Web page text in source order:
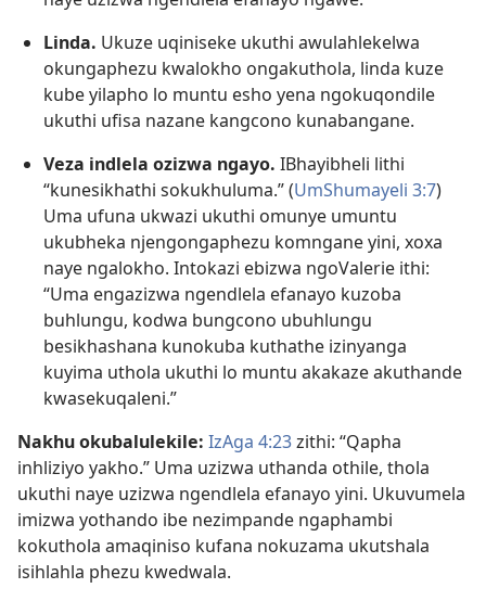
Linda. Ukuze uqiniseke ukuthi awulahlekelwa
okungaphezu kwalokho ongakuthola, linda kuze
kube yilapho lo muntu esho yena ngokuqondile
ukuthi ufisa nazane kangcono kunabangane.
Veza indlela ozizwa ngayo. IBhayibheli lithi
“kunesikhathi sokukhuluma.” (UmShumayeli 3:7)
Uma ufuna ukwazi ukuthi omunye umuntu
ukubheka njengongaphezu komngane yini, xoxa
naye ngalokho. Intokazi ebizwa ngoValerie ithi:
“Uma engazizwa ngendlela efanayo kuzoba
buhlungu, kodwa bungcono ubuhlungu
besikhashana kunokuba kuthathe izinyanga
kuyima uthola ukuthi lo muntu akakaze akuthande
kwasekuqaleni.”
Nakhu okubalulekile: IzAga 4:23zithi: “Qapha
inhliziyo yakho.” Uma uzizwa uthanda othile, thola
ukuthi naye uzizwa ngendlela efanayo yini. Ukuvumela
imizwa yothando ibe nezimpande ngaphambi
kokuthola amaqiniso kufana nokuzama ukutshala
isihlahla phezu kwedwala.